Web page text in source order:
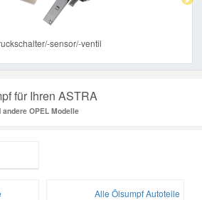
sensor/-ventil
für Ihren ASTRA
andere OPEL Modelle
Alle Ölsumpf Autoteile